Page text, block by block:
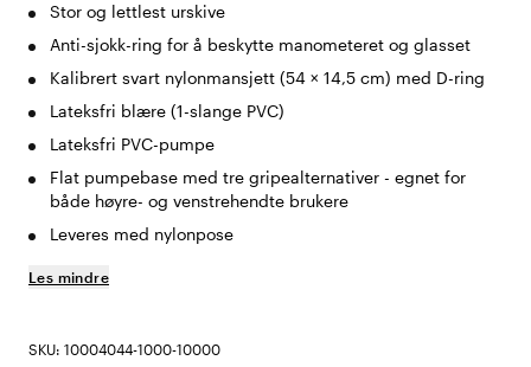
Stor og lettlest urskive
Anti-sjokk-ring for å beskytte manometeret og glasset
Kalibrert svart nylonmansjett (54 × 14,5 cm) med D-ring
Lateksfri blære (1-slange PVC)
Lateksfri PVC-pumpe
Flat pumpebase med tre gripealternativer - egnet for
både høyre- og venstrehendte brukere
Leveres med nylonpose
Les mindre
SKU: 10004044-1000-10000